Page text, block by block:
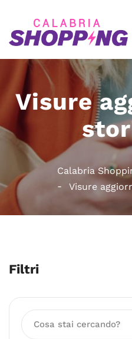
Visure
Calabria
Visure
Filtri